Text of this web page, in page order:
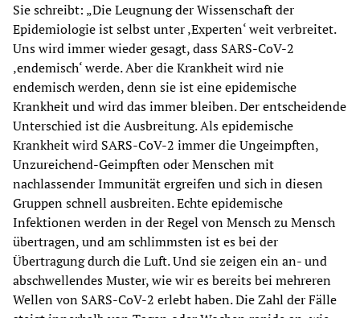
Sie schreibt: „Die Leugnung der Wissenschaft der
Epidemiologie ist selbst unter ‚Experten‘ weit verbreitet.
Uns wird immer wieder gesagt, dass SARS-CoV-2
‚endemisch‘ werde. Aber die Krankheit wird nie
endemisch werden, denn sie ist eine epidemische
Krankheit und wird das immer bleiben. Der entscheidende
Unterschied ist die Ausbreitung. Als epidemische
Krankheit wird SARS-CoV-2 immer die Ungeimpften,
Unzureichend-Geimpften oder Menschen mit
nachlassender Immunität ergreifen und sich in diesen
Gruppen schnell ausbreiten. Echte epidemische
Infektionen werden in der Regel von Mensch zu Mensch
übertragen, und am schlimmsten ist es bei der
Übertragung durch die Luft. Und sie zeigen ein an- und
abschwellendes Muster, wie wir es bereits bei mehreren
Wellen von SARS-CoV-2 erlebt haben. Die Zahl der Fälle